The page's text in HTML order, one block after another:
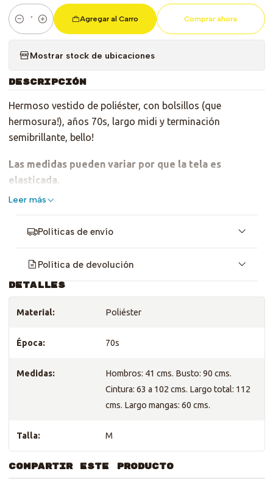
Cantidad
Agregar al Carro Comprar ahora
Mostrar stock de ubicaciones
DESCRIPCIÓN
Hermoso vestido de poliéster, con bolsillos (que
hermosura!), años 70s, largo midi y terminación
semibrillante, bello!
Las medidas pueden variar por que la tela es
elasticada.
Leer más
Políticas de envío
Política de devolución
DETALLES
Material: Poliéster
Época: 70s
Medidas:
Hombros: 41 cms. Busto: 90 cms.
Cintura: 63 a 102 cms. Largo total: 112
cms. Largo mangas: 60 cms.
Talla: M
COMPARTIR ESTE PRODUCTO